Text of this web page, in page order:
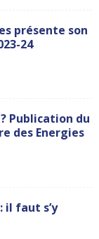
présente son
24
Publication du
des Energies
il faut s’y